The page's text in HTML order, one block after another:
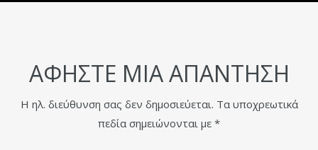
ΑΦΉΣΤΕ ΜΙΑ ΑΠΆΝΤΗΣΗ
Η ηλ. διεύθυνση σας δεν δημοσιεύεται. Τα υποχρεωτικά
πεδία σημειώνονται με *